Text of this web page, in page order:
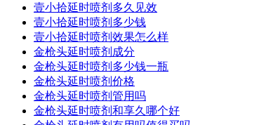
壹小拾延时喷剂多久见效
壹小拾延时喷剂多少钱
壹小拾延时喷剂效果怎么样
金枪头延时喷剂成分
金枪头延时喷剂多少钱一瓶
金枪头延时喷剂价格
金枪头延时喷剂管用吗
金枪头延时喷剂和享久哪个好